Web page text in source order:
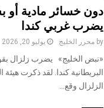
يضرب غربي كندا
by محرر الخليج يوليو 20, 2026
البريطانية كندا. لقد ذكرت
الزلزال وقع...